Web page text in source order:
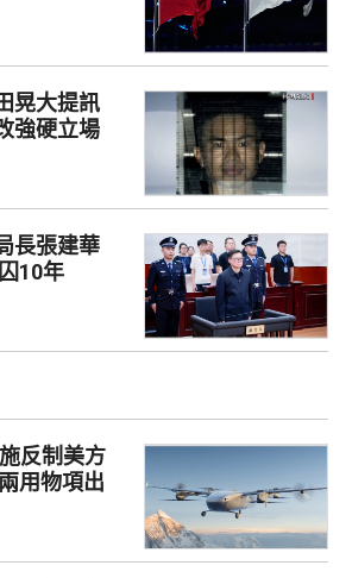
晃大提訊
強硬立場
長張建華
10年
反制美方